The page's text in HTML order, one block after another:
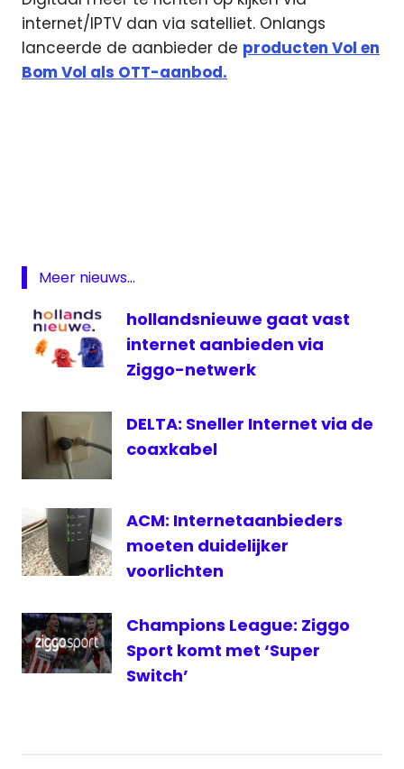
internet/IPTV dan via satelliet. Onlangs
lanceerde de aanbieder de producten Vol en
Bom Vol als OTT-aanbod.
Internet
NPO
Extra
Crime
televisie
Meer nieuws...
hollandsnieuwe gaat vast
internet aanbieden via
Ziggo-netwerk
DELTA: Sneller Internet via de
coaxkabel
ACM: Internetaanbieders
moeten duidelijker
voorlichten
Champions League: Ziggo
Sport komt met ‘Super
Switch’